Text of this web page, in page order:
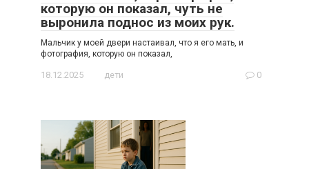
которую он показал, чуть не
выронила поднос из моих рук.
Мальчик у моей двери настаивал, что я его мать, и
фотография, которую он показал,
18.12.2025 дети 0